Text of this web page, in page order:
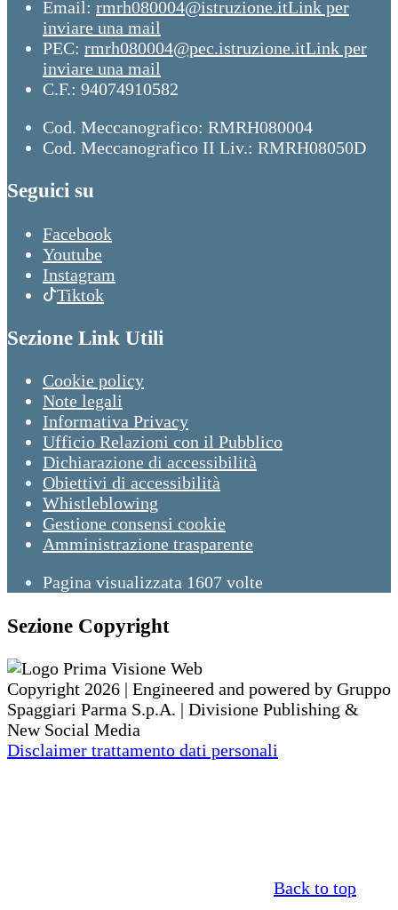
Email: rmrh080004@istruzione.itLink per
inviare una mail
PEC: rmrh080004@pec.istruzione.itLink per
inviare una mail
C.F.: 94074910582
Cod. Meccanografico: RMRH080004
Cod. Meccanografico II Liv.: RMRH08050D
Seguici su
Facebook
Youtube
Instagram
Tiktok
Sezione Link Utili
Cookie policy
Note legali
Informativa Privacy
Ufficio Relazioni con il Pubblico
Dichiarazione di accessibilità
Obiettivi di accessibilità
Whistleblowing
Gestione consensi cookie
Amministrazione trasparente
Pagina visualizzata 1607 volte
Sezione Copyright
Copyright 2026 | Engineered and powered by Gruppo
Spaggiari Parma S.p.A. | Divisione Publishing &
New Social Media
Disclaimer trattamento dati personali
Back to top